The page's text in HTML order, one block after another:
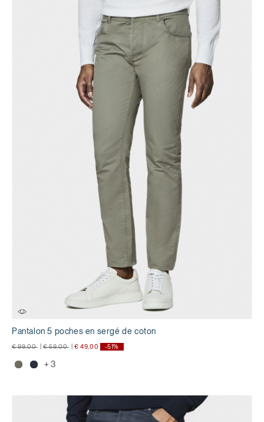
Pantalon 5 poches en sergé de coton
Prix réduit de
€ 99,00à Prix réduit de
€ 59,00à € 49,00 -51%
+ 3